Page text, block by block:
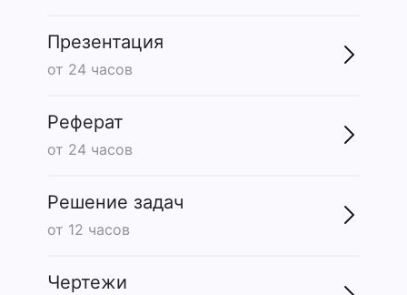
Презентация
от 24 часов
Реферат
от 24 часов
Решение задач
от 12 часов
Чертежи